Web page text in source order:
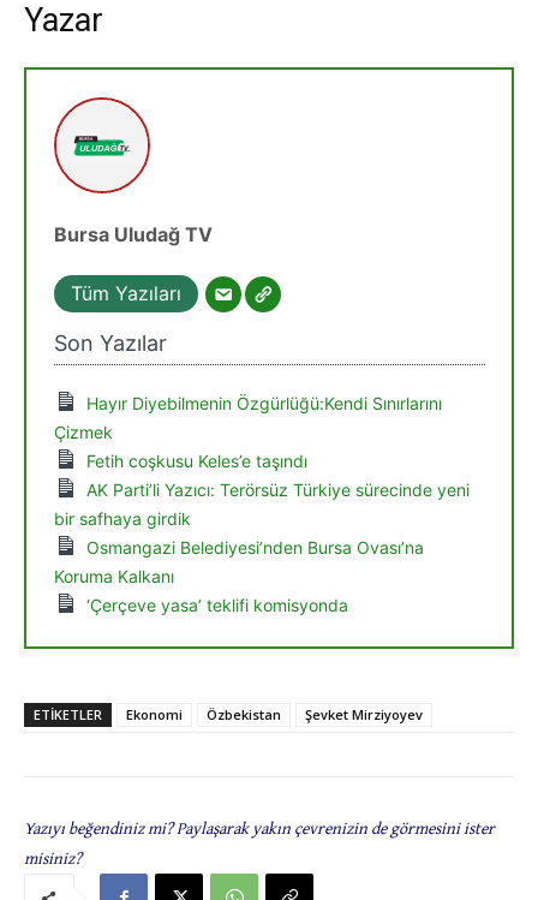
Yazar
Bursa Uludağ TV
Tüm Yazıları
Son Yazılar
Hayır Diyebilmenin Özgürlüğü:Kendi Sınırlarını
Çizmek
Fetih coşkusu Keles’e taşındı
AK Parti’li Yazıcı: Terörsüz Türkiye sürecinde yeni
bir safhaya girdik
Osmangazi Belediyesi’nden Bursa Ovası’na
Koruma Kalkanı
‘Çerçeve yasa’ teklifi komisyonda
ETIKETLER Ekonomi Özbekistan Şevket Mirziyoyev
Yazıyı beğendiniz mi? Paylaşarak yakın çevrenizin de görmesini ister
misiniz?